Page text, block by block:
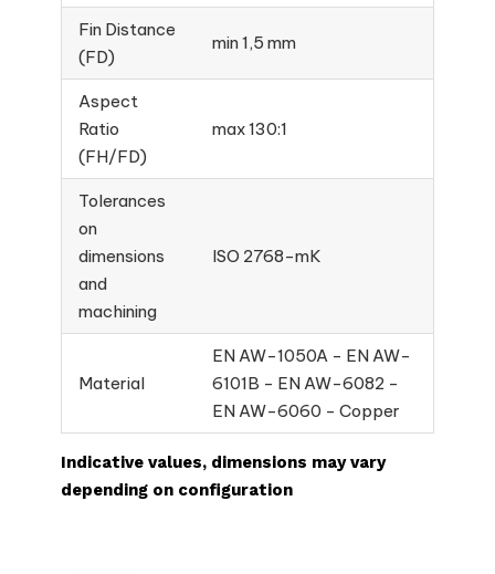
Fin Distance
(FD)
min 1,5 mm
Aspect
Ratio
(FH/FD)
max 130:1
Tolerances
on
dimensions
and
machining
ISO 2768-mK
Material
EN AW-1050A - EN AW-
6101B - EN AW-6082 -
EN AW-6060 - Copper
Indicative values, dimensions may vary
depending on configuration